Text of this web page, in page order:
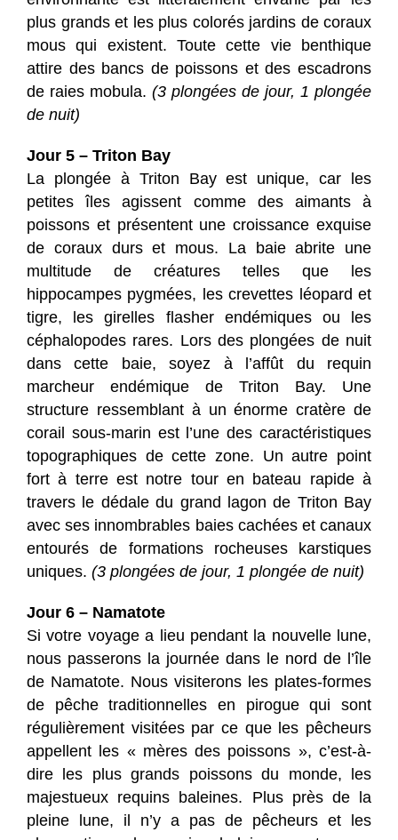
plus grands et les plus colorés jardins de coraux
mous qui existent. Toute cette vie benthique
attire des bancs de poissons et des escadrons
de raies mobula. (3 plongées de jour, 1 plongée
de nuit)
Jour 5 – Triton Bay
La plongée à Triton Bay est unique, car les
petites îles agissent comme des aimants à
poissons et présentent une croissance exquise
de coraux durs et mous. La baie abrite une
multitude de créatures telles que les
hippocampes pygmées, les crevettes léopard et
tigre, les girelles flasher endémiques ou les
céphalopodes rares. Lors des plongées de nuit
dans cette baie, soyez à l’affût du requin
marcheur endémique de Triton Bay. Une
structure ressemblant à un énorme cratère de
corail sous-marin est l’une des caractéristiques
topographiques de cette zone. Un autre point
fort à terre est notre tour en bateau rapide à
travers le dédale du grand lagon de Triton Bay
avec ses innombrables baies cachées et canaux
entourés de formations rocheuses karstiques
uniques. (3 plongées de jour, 1 plongée de nuit)
Jour 6 – Namatote
Si votre voyage a lieu pendant la nouvelle lune,
nous passerons la journée dans le nord de l’île
de Namatote. Nous visiterons les plates-formes
de pêche traditionnelles en pirogue qui sont
régulièrement visitées par ce que les pêcheurs
appellent les « mères des poissons », c’est-à-
dire les plus grands poissons du monde, les
majestueux requins baleines. Plus près de la
pleine lune, il n’y a pas de pêcheurs et les